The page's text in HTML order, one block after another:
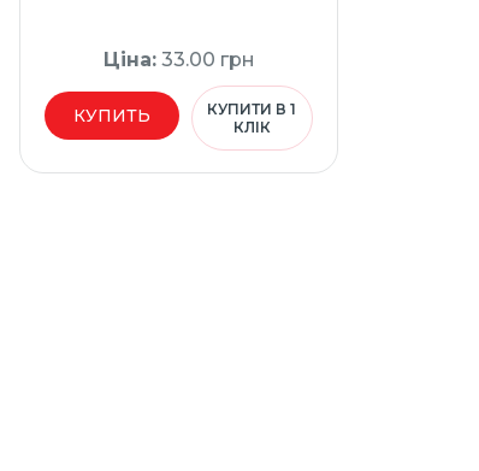
Ціна:33.00 грн
КУПИТЬ
КУПИТИ В 1
КЛІК